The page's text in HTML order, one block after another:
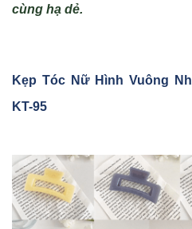
cùng hạ dẻ.
Kẹp Tóc N ữ Hình Vuông Nh
KT-95